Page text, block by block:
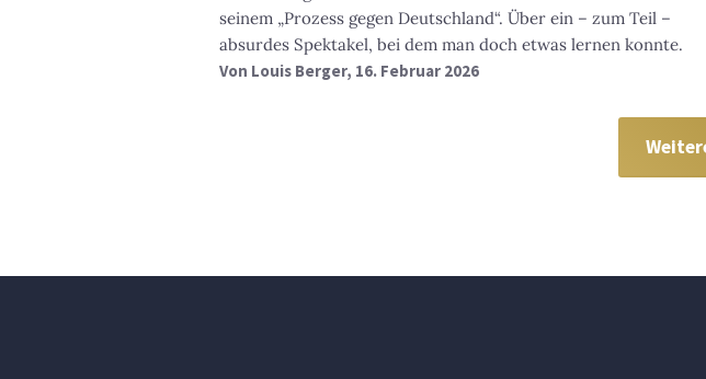
seinem „Prozess gegen Deutschland“. Über ein – zum Teil –
absurdes Spektakel, bei dem man doch etwas lernen konnte.
Von Louis Berger, 16. Februar 2026